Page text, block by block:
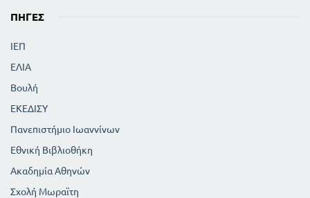
ΠΗΓΈΣ
ΙΕΠ
ΕΛΙΑ
Βουλή
ΕΚΕΔΙΣΥ
Πανεπιστήμιο Ιωαννίνων
Εθνική Βιβλιοθήκη
Ακαδημία Αθηνών
Σχολή Μωραϊτη